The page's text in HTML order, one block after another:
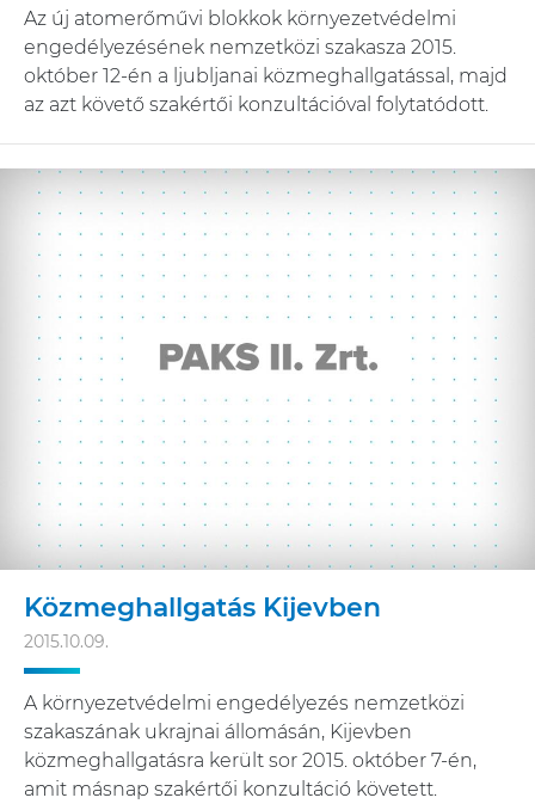
Az új atomerőművi blokkok környezetvédelmi
engedélyezésének nemzetközi szakasza 2015.
október 12-én a ljubljanai közmeghallgatással, majd
az azt követő szakértői konzultációval folytatódott.
Közmeghallgatás Kijevben
2015.10.09.
A környezetvédelmi engedélyezés nemzetközi
szakaszának ukrajnai állomásán, Kijevben
közmeghallgatásra került sor 2015. október 7-én,
amit másnap szakértői konzultáció követett.